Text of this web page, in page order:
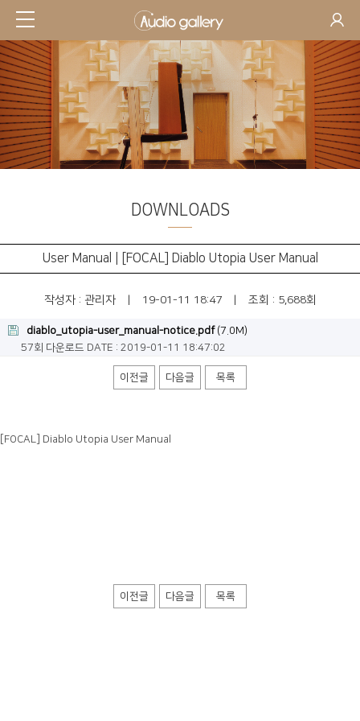
SUPPORT
DOWNLOADS
User Manual | [FOCAL] Diablo Utopia User Manual
작성자 : 관리자 19-01-11 18:47 조회 : 5,688회
diablo_utopia-user_manual-notice.pdf(7.0M)
57회 다운로드 DATE : 2019-01-11 18:47:02
이전글 다음글 목록
[FOCAL] Diablo Utopia User Manual
이전글 다음글 목록